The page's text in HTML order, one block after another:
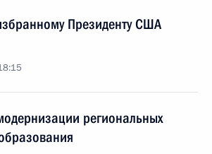
Президенту США
региональных